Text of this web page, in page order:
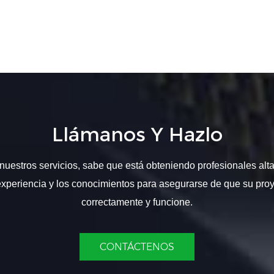
Llámanos Y Hazlo
servicios, sabe que está obteniendo profesionales
y los conocimientos para asegurarse de que su
correctamente y funcione.
CONTÁCTENOS